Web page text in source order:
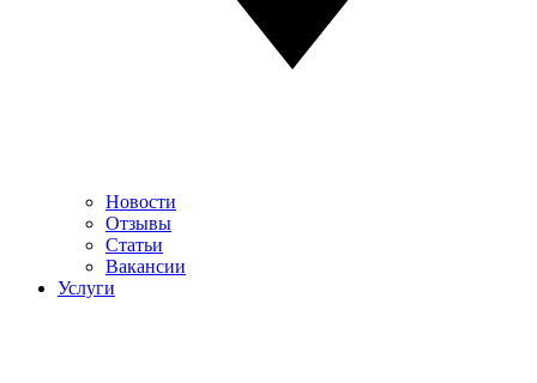
Новости
Отзывы
Статьи
Вакансии
Услуги